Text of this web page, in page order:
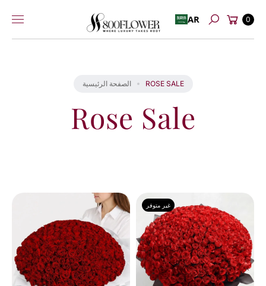
المحتوى
AR
بحث
عربة
التسوق
0
الصفحة الرئيسية ROSE SALE
Rose Sale
غير متوفر
من
8
نتائج